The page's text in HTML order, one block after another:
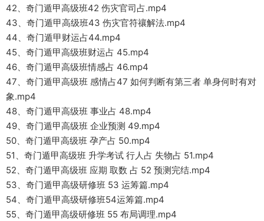
42、奇门遁甲高级班42 伤灾官司占.mp4
43、奇门遁甲高级班43 伤灾官符禳解法.mp4
44、奇门遁甲财运占44.mp4
45、奇门遁甲高级班财运占 45.mp4
46、奇门遁甲高级班情感占 46.mp4
47、奇门遁甲高级班 感情占47 如何判断有第三者 单身何时有对
象.mp4
48、奇门遁甲高级班 事业占 48.mp4
49、奇门遁甲高级班 企业预测 49.mp4
50、奇门遁甲高级班 孕产占 50.mp4
51、奇门遁甲高级班 升学考试 行人占 失物占 51.mp4
52、奇门遁甲高级班 应期 取数 占 52 预测完结.mp4
53、奇门遁甲高级研修班 53 运筹篇.mp4
54、奇门遁甲高级研修班54运筹篇.mp4
55、奇门遁甲高级研修班 55 布局调理.mp4